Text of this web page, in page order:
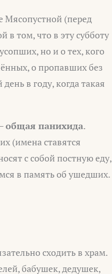
Мясопустной (перед
том, что в эту субботу
но и о тех, кого
о пропавших без
в году, когда такая
общая панихида.
(имена ставятся
с собой постную еду,
в память об ушедших.
сходить в храм.
бабушек, дедушек,